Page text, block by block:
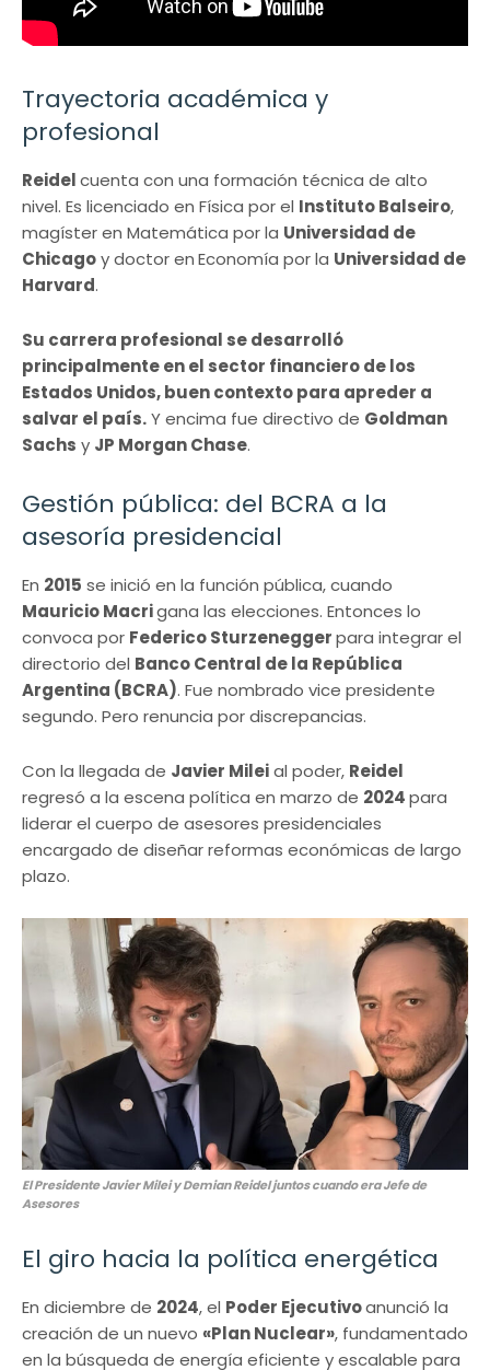
Trayectoria académica y
profesional
Reidelcuenta con una formación técnica de alto
nivel. Es licenciado en Física por el Instituto Balseiro,
magíster en Matemática por la Universidad de
Chicagoy doctor enEconomía por la Universidad de
Harvard.
Su carrera profesional se desarrolló
principalmente en el sector financiero de los
Estados Unidos, buen contexto para apreder a
salvar el país.Y encima fue directivo de Goldman
Sachs y JP Morgan Chase.
Gestión pública: del BCRA a la
asesoría presidencial
En 2015 se inició en la función pública, cuando
Mauricio Macrigana las elecciones. Entonces lo
convoca por Federico Sturzeneggerpara integrar el
directorio del Banco Central de la República
Argentina (BCRA). Fue nombrado vice presidente
segundo. Pero renuncia por discrepancias.
Con la llegada de Javier Mileial poder, Reidel
regresó a la escena política en marzo de 2024para
liderar el cuerpo de asesores presidenciales
encargado de diseñar reformas económicas de largo
plazo.
El Presidente Javier Milei y Demian Reidel juntos cuando era Jefe de
Asesores
El giro hacia la política energética
En diciembre de 2024, el Poder Ejecutivoanunció la
creación de un nuevo «Plan Nuclear», fundamentado
en la búsqueda de energía eficiente y escalable para